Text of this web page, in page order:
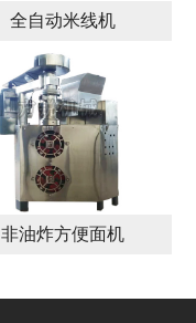
全自动米线机
非油炸方便面机